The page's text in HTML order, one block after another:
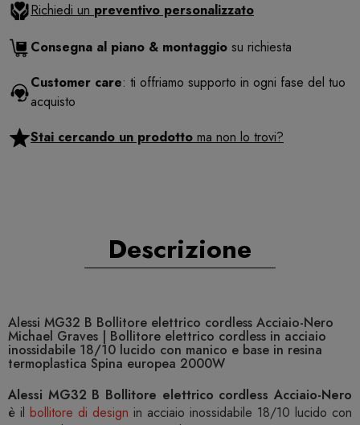
Richiedi un preventivo personalizzato
Consegna al piano & montaggio su richiesta
Customer care: ti offriamo supporto in ogni fase del tuo
acquisto
Stai cercando un prodotto ma non lo trovi?
Descrizione
Alessi MG32 B Bollitore elettrico cordless Acciaio-Nero
Michael Graves | Bollitore elettrico cordless in acciaio
inossidabile 18/10 lucido con manico e base in resina
termoplastica Spina europea 2000W
Alessi MG32 B Bollitore elettrico cordless Acciaio-Nero
è il bollitore di design in acciaio inossidabile 18/10 lucido con